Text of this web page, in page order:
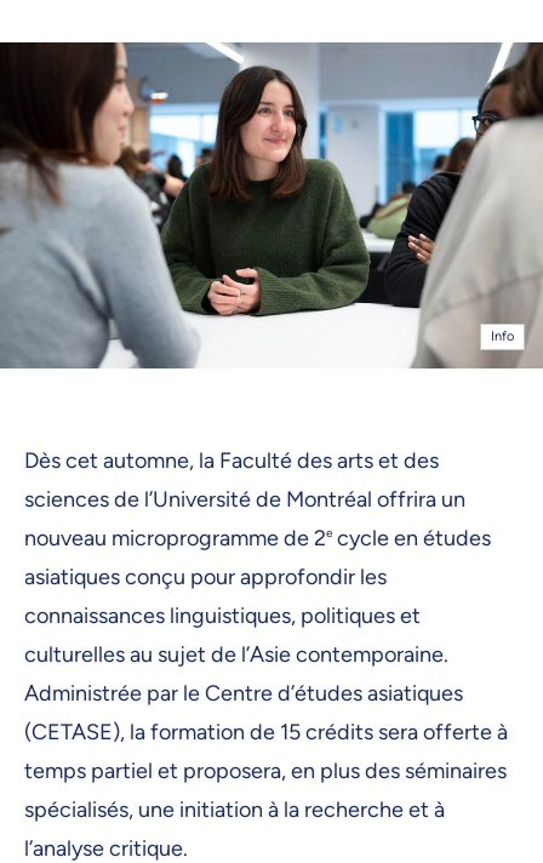
Info
Dès cet automne, la Faculté des arts et des
sciences de l’Université de Montréal offrira un
nouveau microprogramme de 2e cycle en études
asiatiques conçu pour approfondir les
connaissances linguistiques, politiques et
culturelles au sujet de l’Asie contemporaine.
Administrée par le Centre d’études asiatiques
(CETASE), la formation de 15 crédits sera offerte à
temps partiel et proposera, en plus des séminaires
spécialisés, une initiation à la recherche et à
l’analyse critique.